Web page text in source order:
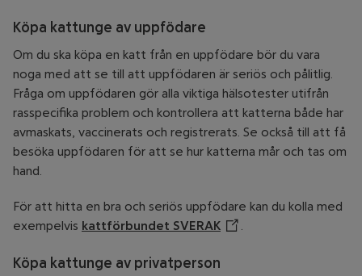
Köpa kattunge av uppfödare
Om du ska köpa en katt från en uppfödare bör du vara
noga med att se till att uppfödaren är seriös och pålitlig.
Fråga om uppfödaren gör alla viktiga hälsotester utifrån
rasspecifika problem och kontrollera att katterna både har
avmaskats, vaccinerats och registrerats. Se också till att få
besöka uppfödaren för att se hur katterna mår och tas om
hand.
För att hitta en bra och seriös uppfödare kan du kolla med
exempelvis kattförbundet SVERAK Öppnar annan
.
Köpa kattunge av privatperson